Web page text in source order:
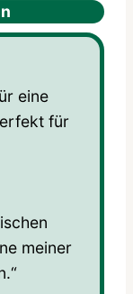
eine
für
meiner